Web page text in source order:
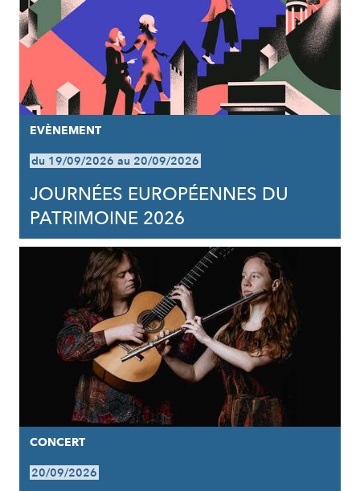
EVÈNEMENT
du 19/09/2026 au 20/09/2026
JOURNÉES EUROPÉENNES DU
PATRIMOINE 2026
CONCERT
20/09/2026